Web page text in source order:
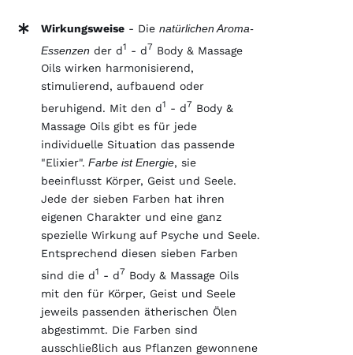
Wirkungsweise - Dienatürlichen Aroma-
Essenzen der d1 - d7 Body & Massage
Oils wirken harmonisierend,
stimulierend, aufbauend oder
beruhigend. Mit den d1 - d7 Body &
Massage Oils gibt es für jede
individuelle Situation das passende
"Elixier". Farbe ist Energie, sie
beeinflusst Körper, Geist und Seele.
Jede der sieben Farben hat ihren
eigenen Charakter und eine ganz
spezielle Wirkung auf Psyche und Seele.
Entsprechend diesen sieben Farben
sind die d1 - d7 Body & Massage Oils
mit den für Körper, Geist und Seele
jeweils passenden ätherischen Ölen
abgestimmt. Die Farben sind
ausschließlich aus Pflanzen gewonnene